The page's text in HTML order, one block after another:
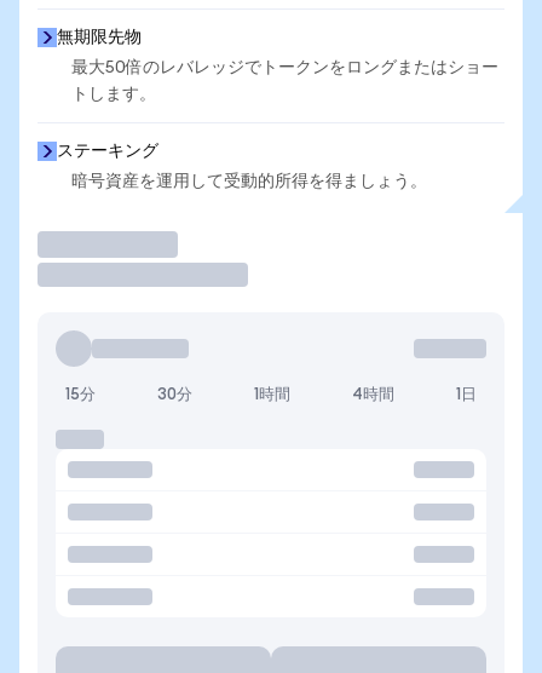
無期限先物
最大50倍のレバレッジでトークンをロングまたはショー
トします。
ステーキング
暗号資産を運用して受動的所得を得ましょう。
15分 30分 1時間 4時間 1日